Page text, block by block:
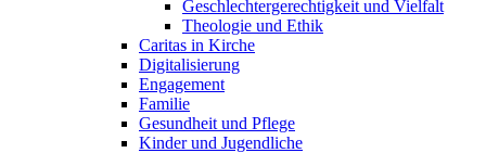
Geschlechtergerechtigkeit und Vielfalt
Theologie und Ethik
Caritas in Kirche
Digitalisierung
Engagement
Familie
Gesundheit und Pflege
Kinder und Jugendliche